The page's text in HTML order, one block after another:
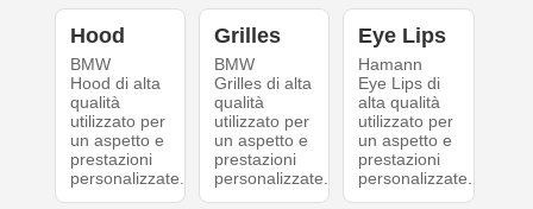
Hood
BMW
Hood di alta
qualità
utilizzato per
un aspetto e
prestazioni
personalizzate.
Grilles
BMW
Grilles di alta
qualità
utilizzato per
un aspetto e
prestazioni
personalizzate.
Eye Lips
Hamann
Eye Lips di
alta qualità
utilizzato per
un aspetto e
prestazioni
personalizzate.